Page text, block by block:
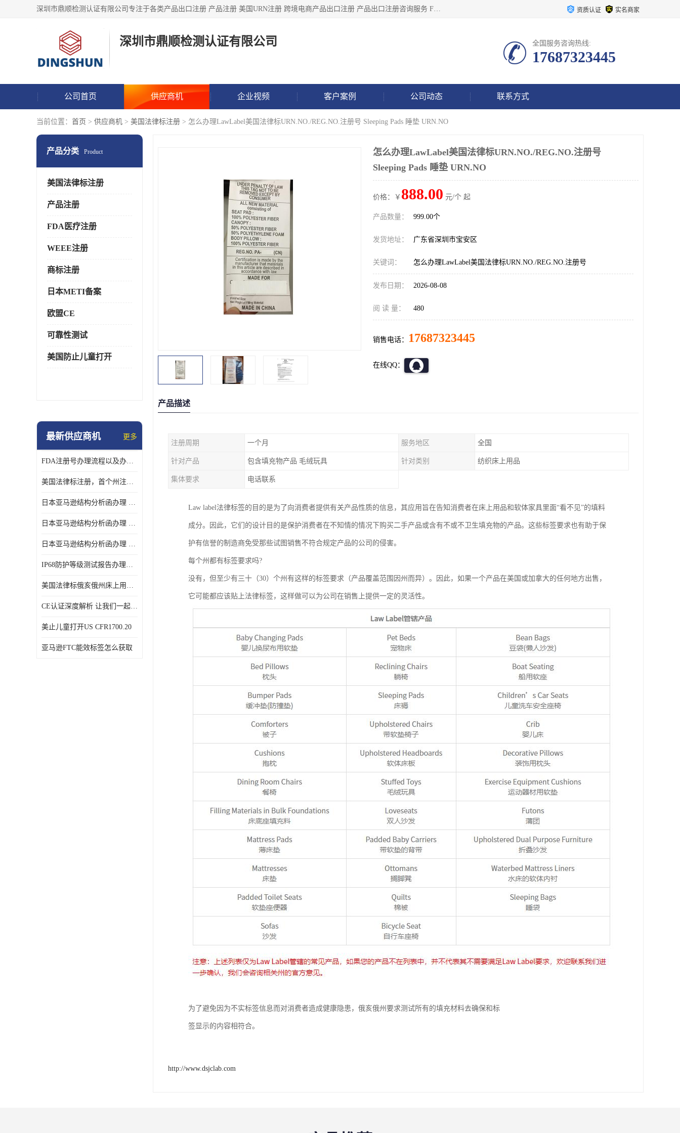
深圳市鼎顺检测认证有限公司专注于各类产品出口注册 产品注册 美国URN注册 跨境电商产品出口注册 产品出口注册咨询服务 FDA食品注册等我们是一家商务服务公司，为客户提供商标注册，本公司实力雄厚，能满足客户多种需求。 资质认证 实名商家
深圳市鼎顺检测认证有限公司 全国服务咨询热线:
17687323445
公司首页 供应商机 企业视频 客户案例 公司动态 联系方式
当前位置： 首页 > 供应商机 > 美国法律标注册 > 怎么办理LawLabel美国法律标URN.NO./REG.NO.注册号 Sleeping Pads 睡垫 URN.NO
产品分类 Product
美国法律标注册
产品注册
FDA医疗注册
WEEE注册
商标注册
日本METI备案
欧盟CE
可靠性测试
美国防止儿童打开
最新供应商机 更多
FDA注册号办理流程以及办理周期是多久
美国法律标注册，首个州注册该如何选择
日本亚马逊结构分析函办理 日本亚马逊 电饭煲
日本亚马逊结构分析函办理 日本亚马逊 热水壶等；
日本亚马逊结构分析函办理 日本亚马逊 果汁搅拌机
IP68防护等级测试报告办理标准要求
美国法律标俄亥俄州床上用品许可证讲解！
CE认证深度解析 让我们一起来认识CE认证
美止儿童打开US CFR1700.20
亚马逊FTC能效标签怎么获取
怎么办理LawLabel美国法律标URN.NO./REG.NO.注册号
Sleeping Pads 睡垫 URN.NO
价格：￥ 888.00 元/个 起
产品数量： 999.00个
发货地址： 广东省深圳市宝安区
关键词： 怎么办理LawLabel美国法律标URN.NO./REG.NO.注册号
发布日期： 2026-08-08
阅 读 量： 480
销售电话： 17687323445
在线QQ：
产品描述
注册周期 一个月 服务地区 全国
针对产品 包含填充物产品 毛绒玩具 针对类别 纺织床上用品
集体要求 电话联系
Law label法律标签的目的是为了向消费者提供有关产品性质的信息，其应用旨在告知消费者在床上用品和软体家具里面“看不见”的填料
成分。因此，它们的设计目的是保护消费者在不知情的情况下购买二手产品或含有不或不卫生填充物的产品。这些标签要求也有助于保
护有信誉的制造商免受那些试图销售不符合规定产品的公司的侵害。
每个州都有标签要求吗?
没有，但至少有三十（30）个州有这样的标签要求（产品覆盖范围因州而异）。因此，如果一个产品在美国或加拿大的任何地方出售，
它可能都应该贴上法律标签，这样做可以为公司在销售上提供一定的灵活性。
为了避免因为不实标签信息而对消费者造成健康隐患，俄亥俄州要求测试所有的填充材料去确保和标
签显示的内容相符合。
http://www.dsjclab.com